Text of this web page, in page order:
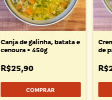
Canja de galinha, batata e
cenoura • 450g
R$25,90
de